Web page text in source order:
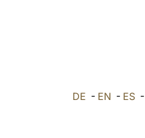
DE - EN - ES -